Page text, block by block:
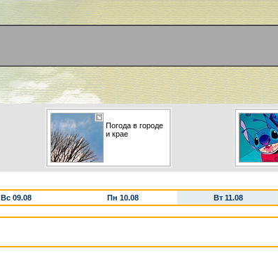
Погода в городе
и крае
Вс 09.08 Пн 10.08 Вт 11.08